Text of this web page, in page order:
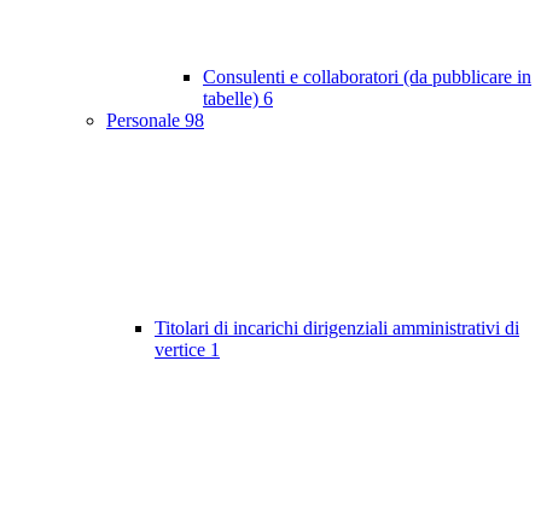
Consulenti e collaboratori (da pubblicare in
tabelle) 6
Personale 98
Titolari di incarichi dirigenziali amministrativi di
vertice 1